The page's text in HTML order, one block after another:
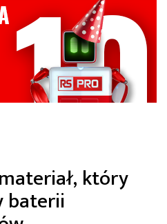
który
baterii